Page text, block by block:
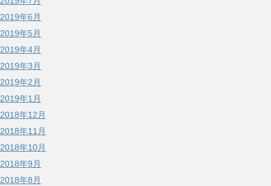
2019年6月
2019年5月
2019年4月
2019年3月
2019年2月
2019年1月
2018年12月
2018年11月
2018年10月
2018年9月
2018年8月